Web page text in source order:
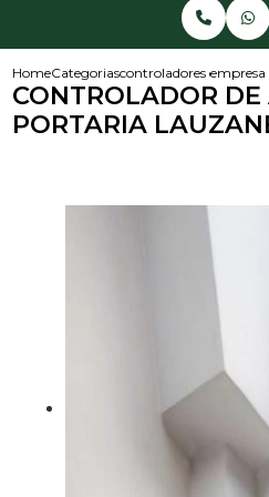
HomeCategoriascontroladores de acesso
empresa
CONTROLADOR DE
PORTARIA